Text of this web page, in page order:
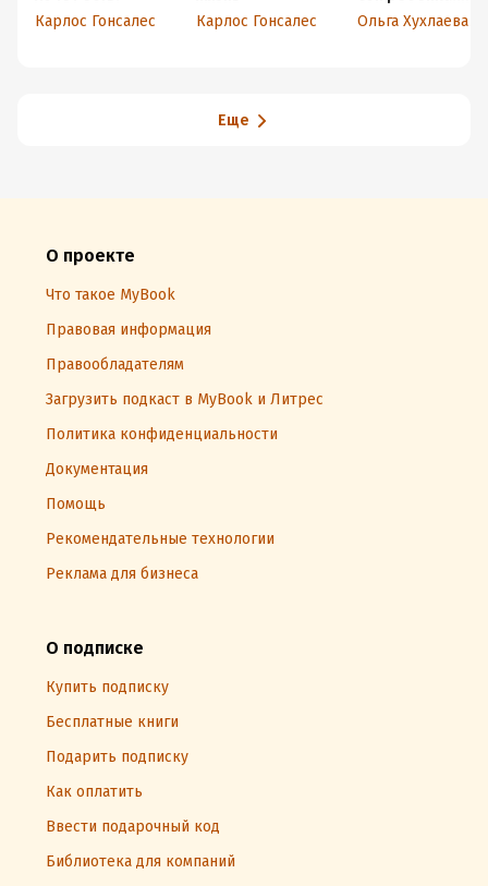
ошибки родителей - это совокупность веками
будущим родителям не нужно в принудительном
Карлос Гонсалес
Карлос Гонсалес
Важные знания,
практические
Ольга Хухлаева
Еще
О проекте
Что такое MyBook
Правовая информация
Правообладателям
Загрузить подкаст в MyBook и Литрес
Политика конфиденциальности
Документация
Помощь
Рекомендательные технологии
Реклама для бизнеса
О подписке
Купить подписку
Бесплатные книги
Подарить подписку
Как оплатить
Ввести подарочный код
Библиотека для компаний